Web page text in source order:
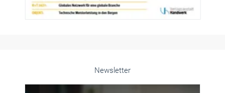
Newsletter